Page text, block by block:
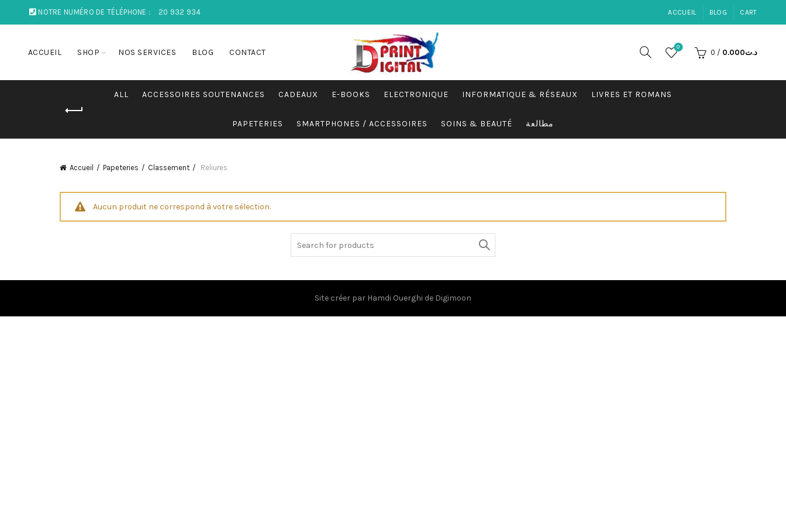
NOTRE NUMÉRO DE TÉLÉPHONE : 20 932 934 ACCUEIL BLOG CART
ACCUEIL SHOP NOS SERVICES BLOG CONTACT
0
0 / د.ت0.000
ALL ACCESSOIRES SOUTENANCES CADEAUX E-BOOKS ELECTRONIQUE INFORMATIQUE & RÉSEAUX LIVRES ET ROMANS
PAPETERIES SMARTPHONES / ACCESSOIRES SOINS & BEAUTÉ مطالعة
Accueil Papeteries Classement Reliures
Aucun produit ne correspond à votre sélection.
Site créer par Hamdi Ouerghi de Digimoon